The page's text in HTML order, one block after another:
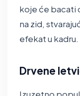
koje će bacati
na zid,
efekat u kadru.
Drvene